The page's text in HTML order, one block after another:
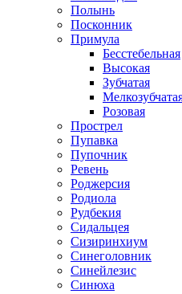
Полынь
Посконник
Примула
Бесстебельная
Высокая
Зубчатая
Розовая
Прострел
Пупавка
Пупочник
Ревень
Роджерсия
Родиола
Рудбекия
Сидальцея
Сизиринхиум
Синеголовник
Синейлезис
Синюха